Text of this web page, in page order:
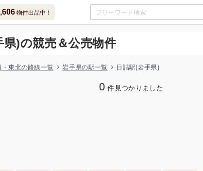
物件出品中！
県)の競売＆公売物件
・東北の路線一覧 岩手県の駅一覧 日詰駅(岩手県)
0 件見つかりました